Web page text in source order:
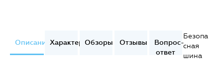
ОписаниеХарактеристики
Обзоры Отзывы
Вопрос-
ответ
Безопа
сная
шина